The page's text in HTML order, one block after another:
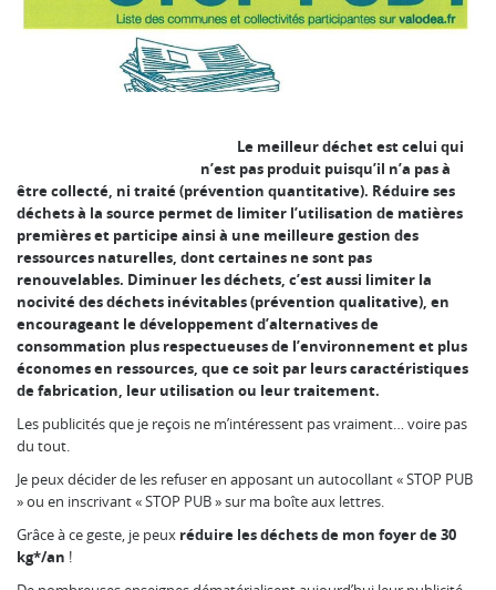
Le meilleur déchet est celui qui
n’est pas produit puisqu’il n’a pas à
être collecté, ni traité (prévention quantitative). Réduire ses
déchets à la source permet de limiter l’utilisation de matières
premières et participe ainsi à une meilleure gestion des
ressources naturelles, dont certaines ne sont pas
renouvelables. Diminuer les déchets, c’est aussi limiter la
nocivité des déchets inévitables (prévention qualitative), en
encourageant le développement d’alternatives de
consommation plus respectueuses de l’environnement et plus
économes en ressources, que ce soit par leurs caractéristiques
de fabrication, leur utilisation ou leur traitement.
Les publicités que je reçois ne m’intéressent pas vraiment… voire pas
du tout.
Je peux décider de les refuser en apposant un autocollant « STOP PUB
» ou en inscrivant « STOP PUB » sur ma boîte aux lettres.
Grâce à ce geste, je peux réduire les déchets de mon foyer de 30
kg*/an !